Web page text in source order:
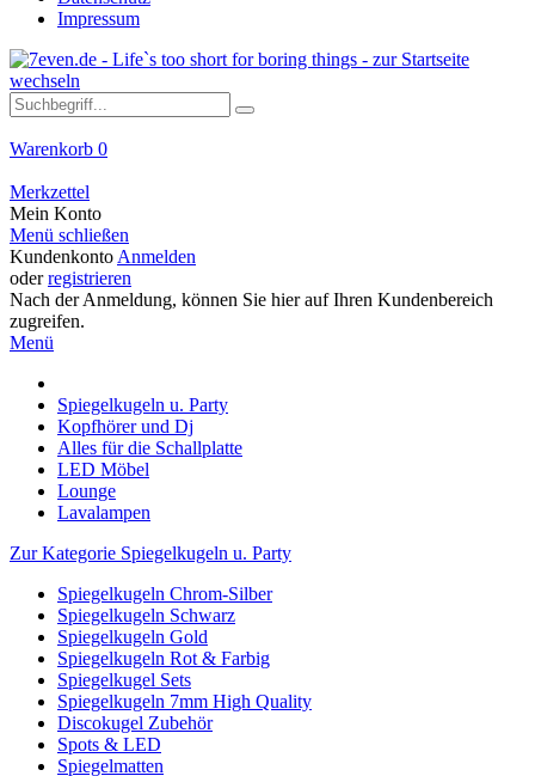
Impressum
Warenkorb 0
Merkzettel
Mein Konto
Menü schließen
Kundenkonto Anmelden
oderregistrieren
Nach der Anmeldung, können Sie hier auf Ihren Kundenbereich
zugreifen.
Menü
Spiegelkugeln u. Party
Kopfhörer und Dj
Alles für die Schallplatte
LED Möbel
Lounge
Lavalampen
Zur Kategorie Spiegelkugeln u. Party
Spiegelkugeln Chrom-Silber
Spiegelkugeln Schwarz
Spiegelkugeln Gold
Spiegelkugeln Rot & Farbig
Spiegelkugel Sets
Spiegelkugeln 7mm High Quality
Discokugel Zubehör
Spots & LED
Spiegelmatten